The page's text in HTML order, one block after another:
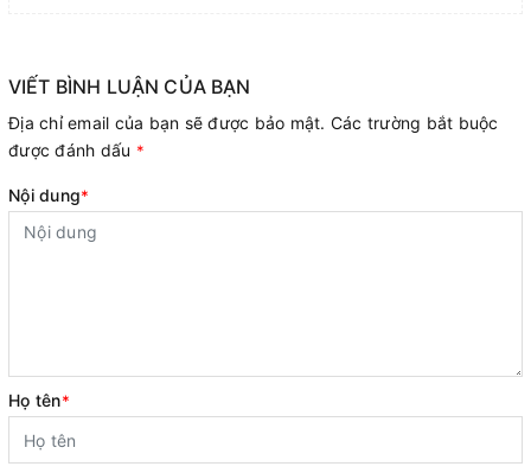
VIẾT BÌNH LUẬN CỦA BẠN
Địa chỉ email của bạn sẽ được bảo mật. Các trường bắt buộc
được đánh dấu *
Nội dung*
Họ tên*